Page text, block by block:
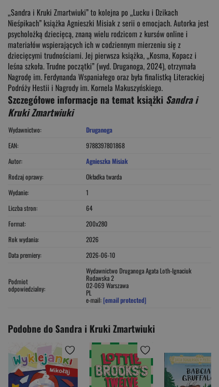
„Sandra i Kruki Zmartwiuki” to kolejna po „Lucku i Dzikach
Nieśpikach” książka Agnieszki Misiak z serii o emocjach. Autorka jest
psycholożką dziecięcą, znaną wielu rodzicom z kursów online i
materiałów wspierających ich w codziennym mierzeniu się z
dziecięcymi trudnościami. Jej pierwsza książka, „Kosma, Kopacz i
leśna szkoła. Trudne początki” (wyd. Druganoga, 2024), otrzymała
Nagrodę im. Ferdynanda Wspaniałego oraz była finalistką Literackiej
Podróży Hestii i Nagrody im. Kornela Makuszyńskiego.
Szczegółowe informacje na temat książki Sandra i
Kruki Zmartwiuki
Wydawnictwo:
Druganoga
EAN:
9788397801868
Autor:
Agnieszka Misiak
Rodzaj oprawy:
Okładka twarda
Wydanie:
1
Liczba stron:
64
Format:
200x280
Rok wydania:
2026
Data premiery:
2026-06-10
Podmiot
odpowiedzialny:
Wydawnictwo Druganoga Agata Loth-Ignaciuk
Rudawska 2
02-069 Warszawa
PL
e-mail: [email protected]
Podobne do Sandra i Kruki Zmartwiuki